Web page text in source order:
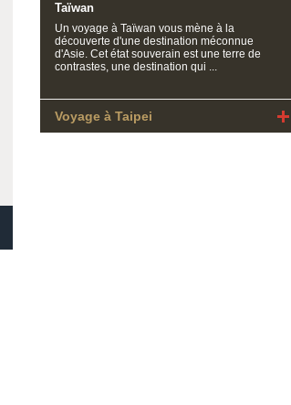
Taïwan
Un voyage à Taïwan vous mène à la
découverte d'une destination méconnue
d'Asie. Cet état souverain est une terre de
contrastes, une destination qui ...
Voyage à Taipei